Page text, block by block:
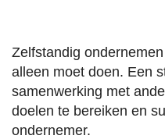
Zelfstandig
alleen moet doen. Een
samenwerking met
doelen te bereiken en
ondernemer.